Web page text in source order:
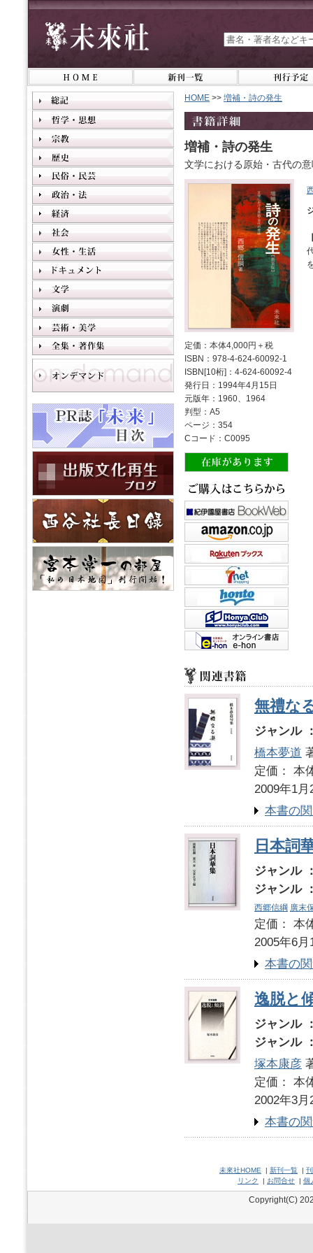
HOME >> 増補・詩の発生
増補・詩の発生
文学における原始・古代の
定価：本体4,000円＋税
ISBN：978-4-624-60092-1
ISBN[10桁]：4-624-60092-4
発行日：1994年4月15日
元版年：1960、1964
判型：A5
ページ：354
Cコード：C0095
無禮な
ジャンル
橋本夢道
定価：
2009年1月
本書の
日本詞
ジャンル
ジャンル
西郷信綱 廣末
定価：
2005年6月
本書の
逸脱と
ジャンル
ジャンル
塚本康彦
定価：
2002年3月
本書の
未來社HOME | 新刊一覧 |
リンク
| お問合せ | 個
Copyright(C)